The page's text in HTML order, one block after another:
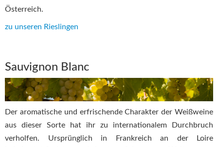
Österreich.
zu unseren Rieslingen
Sauvignon Blanc
Der aromatische und erfrischende Charakter der Weißweine
aus dieser Sorte hat ihr zu internationalem Durchbruch
verholfen. Ursprünglich in Frankreich an der Loire